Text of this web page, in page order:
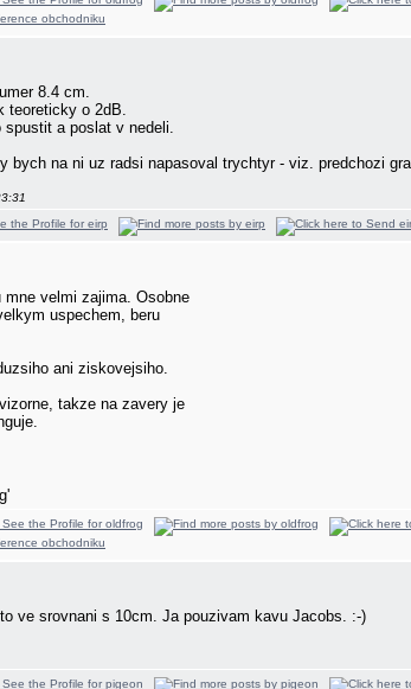
8.4 cm.
teoreticky o 2dB.
a poslat v nedeli.
bych na ni uz radsi napasoval trychtyr - viz. predchozi
velmi zajima. Osobne
uspechem, beru
ani ziskovejsiho.
takze na zavery je
ve srovnani s 10cm. Ja pouzivam kavu Jacobs. :-)